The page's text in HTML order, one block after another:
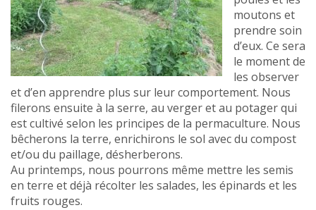
moutons et
prendre soin
d’eux. Ce sera
le moment de
les observer
et d’en apprendre plus sur leur comportement. Nous
filerons ensuite à la serre, au verger et au potager qui
est cultivé selon les principes de la permaculture. Nous
bêcherons la terre, enrichirons le sol avec du compost
et/ou du paillage, désherberons.
Au printemps, nous pourrons même mettre les semis
en terre et déjà récolter les salades, les épinards et les
fruits rouges.